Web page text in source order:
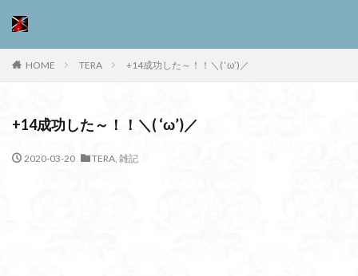
HOME TERA +14成功した～！！＼( ‘ω’)／
+14成功した～！！＼( ‘ω’)／
2020-03-20 TERA, 雑記